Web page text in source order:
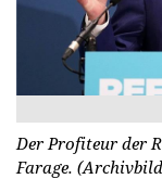
Der Profiteur der
Farage.